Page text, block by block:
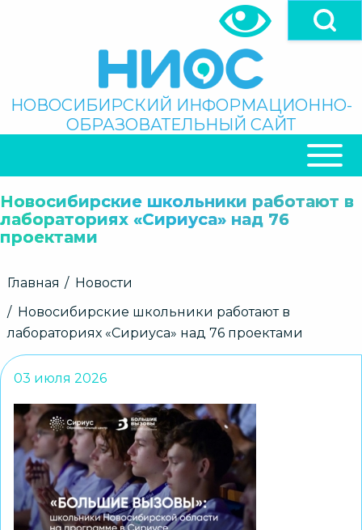
Поиск
НОВОСИБИРСКИЙ ИНФОРМАЦИОННО-
ОБРАЗОВАТЕЛЬНЫЙ САЙТ
НАВИГАЦИЯ
Новосибирские школьники работают в
лабораториях «Сириуса» над 76
проектами
Строка
Главная
Новости
Новосибирские школьники работают в
лабораториях «Сириуса» над 76 проектами
03 июля 2026